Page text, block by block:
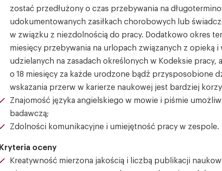
zostać przedłużony o czas przebywania na
udokumentowanych zasiłkach chorobowych lub
w związku z niezdolnością do pracy. Dodatkowo okres
miesięcy przebywania na urlopach związanych z opieką i
udzielanych na zasadach określonych w Kodeksie pracy,
o 18 miesięcy za każde urodzone bądź przysposobione
wskazania przerw w karierze naukowej jest bardziej
Znajomość języka angielskiego w mowie i piśmie
badawczą;
Zdolności komunikacyjne i umiejętność pracy w zespole.
Kryteria oceny
Kreatywność mierzona jakością i liczbą publikacji